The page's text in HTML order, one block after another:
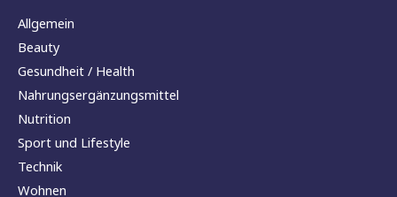
Allgemein
Beauty
Gesundheit / Health
Nahrungsergänzungsmittel
Nutrition
Sport und Lifestyle
Technik
Wohnen